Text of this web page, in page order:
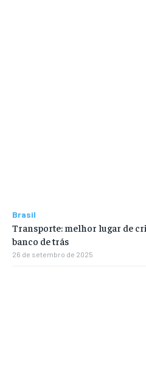
Brasil
Transporte: melhor lugar de
banco de trás
26 de setembro de 2025